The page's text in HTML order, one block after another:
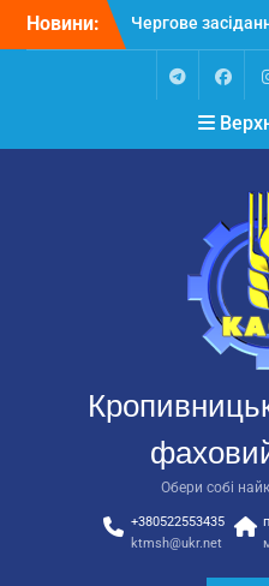
Новини:
Чергове
стипендіальної
основні рішення
Небезпечні
можуть
Крок до сучасної
Щасливої
випускники!
ВСТУП-2026
Telegram
Обери собі
+380522553435
ktmsh@ukr.net